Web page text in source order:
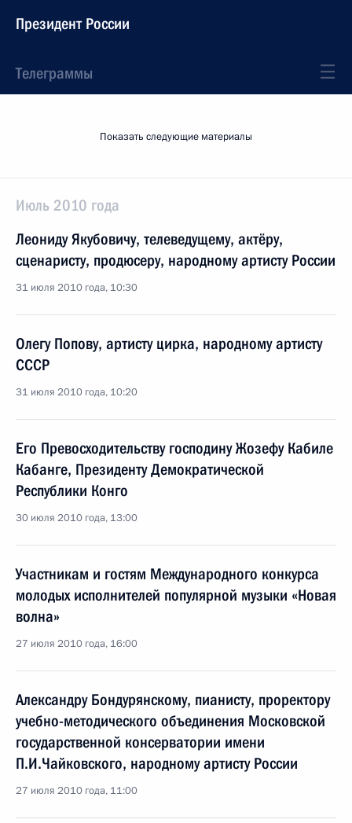
Президент России
Телеграммы
Показать следующие материалы
Июль 2010 года
Леониду Якубовичу, телеведущему, актёру,
сценаристу, продюсеру, народному артисту России
31 июля 2010 года, 10:30
Олегу Попову, артисту цирка, народному артисту
СССР
31 июля 2010 года, 10:20
Его Превосходительству господину Жозефу Кабиле
Кабанге, Президенту Демократической
Республики Конго
30 июля 2010 года, 13:00
Участникам и гостям Международного конкурса
молодых исполнителей популярной музыки «Новая
волна»
27 июля 2010 года, 16:00
Александру Бондурянскому, пианисту, проректору
учебно-методического объединения Московской
государственной консерватории имени
П.И.Чайковского, народному артисту России
27 июля 2010 года, 11:00